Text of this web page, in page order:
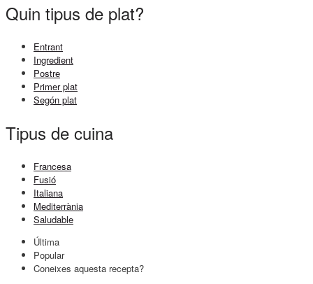
Quin tipus de plat?
Entrant
Ingredient
Postre
Primer plat
Segón plat
Tipus de cuina
Francesa
Fusió
Italiana
Mediterrània
Saludable
Última
Popular
Coneixes aquesta recepta?